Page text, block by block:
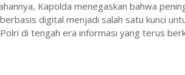
Kapolda menegaskan bahwa
digital menjadi salah satu kunci
di tengah era informasi yang terus